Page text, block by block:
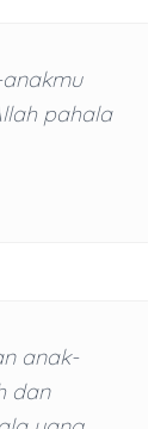
pahala
anak-
dan